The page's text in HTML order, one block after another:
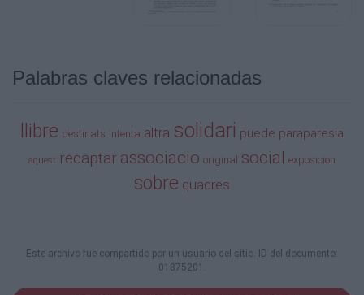
Palabras claves relacionadas
llibre destinats intenta altra solidari puede paraparesia
aquest recaptar associacio original social exposicion
sobre quadres
Este archivo fue compartido por un usuario del sitio. ID del documento:
01875201.